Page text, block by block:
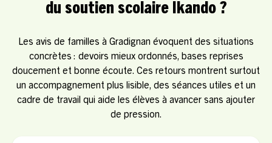
du soutien scolaire Ikando ?
Les avis de familles à Gradignan évoquent des situations
concrètes : devoirs mieux ordonnés, bases reprises
doucement et bonne écoute. Ces retours montrent surtout
un accompagnement plus lisible, des séances utiles et un
cadre de travail qui aide les élèves à avancer sans ajouter
de pression.